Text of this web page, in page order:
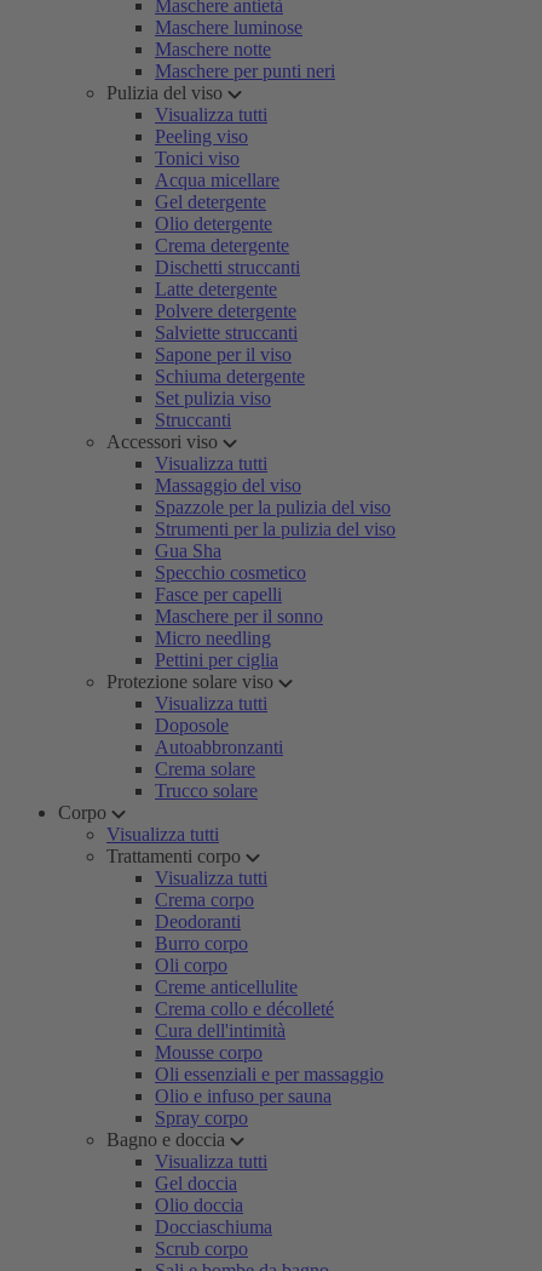
Maschere antietà
Maschere luminose
Maschere notte
Maschere per punti neri
Pulizia del viso
Visualizza tutti
Peeling viso
Tonici viso
Acqua micellare
Gel detergente
Olio detergente
Crema detergente
Dischetti struccanti
Latte detergente
Polvere detergente
Salviette struccanti
Sapone per il viso
Schiuma detergente
Set pulizia viso
Struccanti
Accessori viso
Visualizza tutti
Massaggio del viso
Spazzole per la pulizia del viso
Strumenti per la pulizia del viso
Gua Sha
Specchio cosmetico
Fasce per capelli
Maschere per il sonno
Micro needling
Pettini per ciglia
Protezione solare viso
Visualizza tutti
Doposole
Autoabbronzanti
Crema solare
Trucco solare
Corpo
Visualizza tutti
Trattamenti corpo
Visualizza tutti
Crema corpo
Deodoranti
Burro corpo
Oli corpo
Creme anticellulite
Crema collo e décolleté
Cura dell'intimità
Mousse corpo
Oli essenziali e per massaggio
Olio e infuso per sauna
Spray corpo
Bagno e doccia
Visualizza tutti
Gel doccia
Olio doccia
Docciaschiuma
Scrub corpo